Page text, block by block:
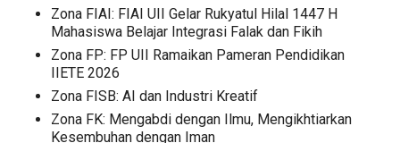
Zona FIAI: FIAI UII Gelar Rukyatul Hilal 1447 H
Mahasiswa Belajar Integrasi Falak dan Fikih
Zona FP: FP UII Ramaikan Pameran Pendidikan
IIETE 2026
Zona FISB: AI dan Industri Kreatif
Zona FK: Mengabdi dengan Ilmu, Mengikhtiarkan
Kesembuhan dengan Iman